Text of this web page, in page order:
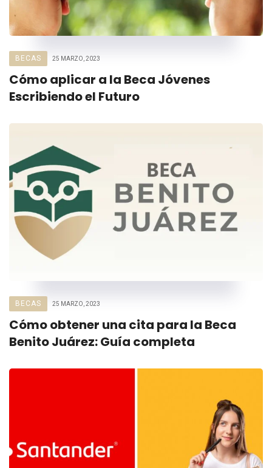
BECAS 25 MARZO, 2023
Cómo aplicar a la Beca Jóvenes
Escribiendo el Futuro
BECAS 25 MARZO, 2023
Cómo obtener una cita para la Beca
Benito Juárez: Guía completa